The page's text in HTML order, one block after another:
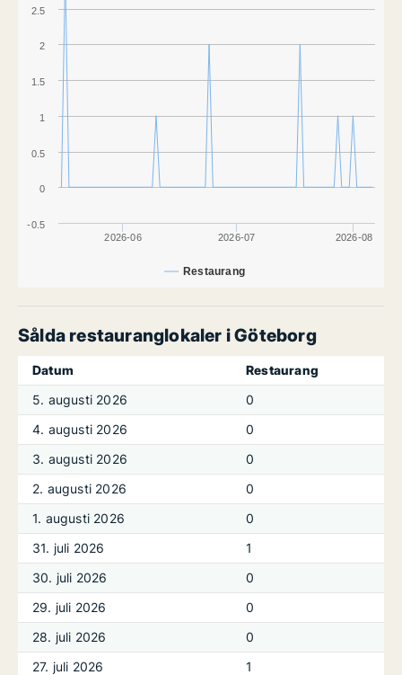
Restaurang
2026-06 2026-07 2026-08
0
1
2
-0.5
0.5
1.5
2.5
Sålda restauranglokaler i Göteborg
Datum
Restaurang
5. augusti 2026
0
4. augusti 2026
0
3. augusti 2026
0
2. augusti 2026
0
1. augusti 2026
0
31. juli 2026
1
30. juli 2026
0
29. juli 2026
0
28. juli 2026
0
27. juli 2026
1